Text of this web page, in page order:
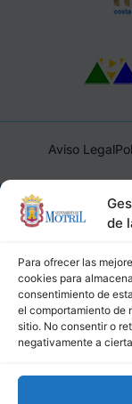
de
Para ofrecer las
cookies para
consentimiento de
el comportamiento de
sitio. No consentir o
negativamente a
Aviso Legal
Ayuntamiento de
(Granada),